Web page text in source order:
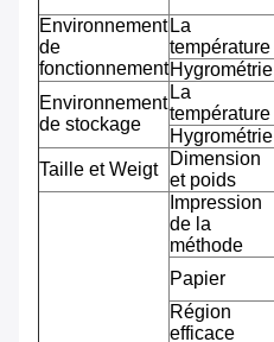
Environnement
de
fonctionnement
La
température
Hygrométrie
Environnement
de stockage
La
température
Hygrométrie
Taille et Weigt
Dimension
et poids
Impression
de la
méthode
Papier
Région
efficace